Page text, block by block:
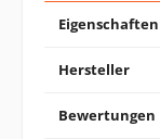
Eigenschaften
Hersteller
Bewertungen